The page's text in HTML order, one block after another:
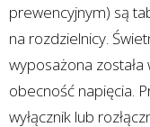
prewencyjnym) są
na rozdzielnicy.
wyposażona
obecność napięcia.
wyłącznik lub